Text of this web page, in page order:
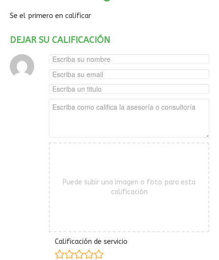
Se el primero en calificar
DEJAR SU CALIFICACIÓN
Puede subir una imagen o foto para esta
calificación
Calificación de servicio